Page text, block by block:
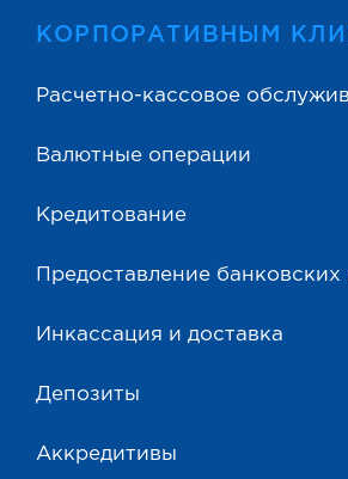
КОРПОРАТИВНЫМ
Расчетно-кассовое
Валютные операции
Кредитование
Предоставление банковских
Инкассация и доставка
Депозиты
Аккредитивы